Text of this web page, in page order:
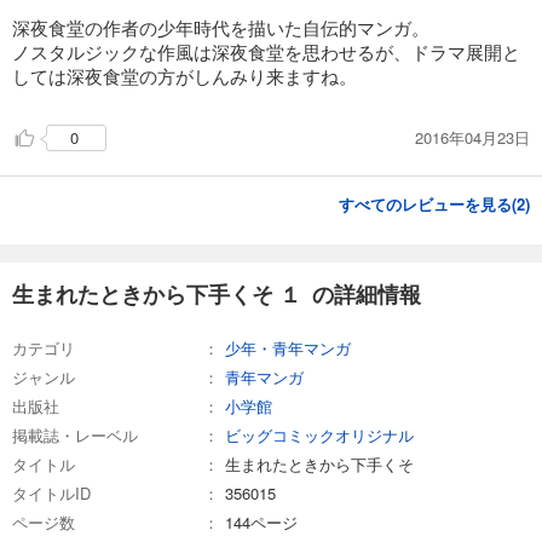
深夜食堂の作者の少年時代を描いた自伝的マンガ。
ノスタルジックな作風は深夜食堂を思わせるが、ドラマ展開と
しては深夜食堂の方がしんみり来ますね。
0 2016年04月23日
すべてのレビューを見る(2)
生まれたときから下手くそ １ の詳細情報
カテゴリ
少年・青年マンガ
ジャンル
青年マンガ
出版社
小学館
掲載誌・レーベル
ビッグコミックオリジナル
タイトル
生まれたときから下手くそ
タイトルID
356015
ページ数
144ページ